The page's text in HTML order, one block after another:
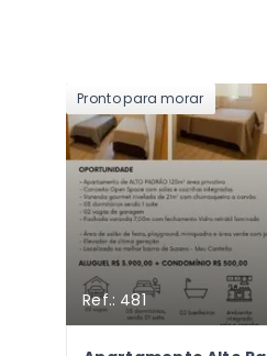
Pronto para morar
Ref.: 481